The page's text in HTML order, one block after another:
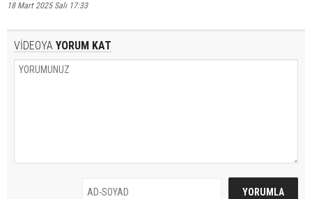
18 Mart 2025 Salı 17:33
VİDEOYA YORUM KAT